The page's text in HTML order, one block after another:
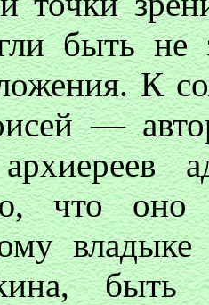
быть не
К
—
что оно
быть